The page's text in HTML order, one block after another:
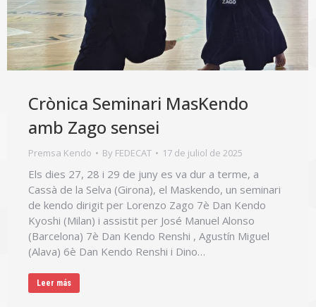
Crònica Seminari MasKendo
amb Zago sensei
Premsa Kendo By FEDECAT 17 de juliol de 2025
Els dies 27, 28 i 29 de juny es va dur a terme, a
Cassà de la Selva (Girona), el Maskendo, un seminari
de kendo dirigit per Lorenzo Zago 7è Dan Kendo
Kyoshi (Milan) i assistit per José Manuel Alonso
(Barcelona) 7è Dan Kendo Renshi , Agustín Miguel
(Alava) 6è Dan Kendo Renshi i Dino…
Leer más